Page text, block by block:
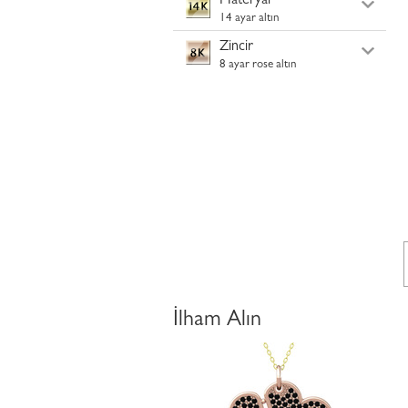
14 ayar altın
Zincir
8 ayar rose altın
İlham Alın